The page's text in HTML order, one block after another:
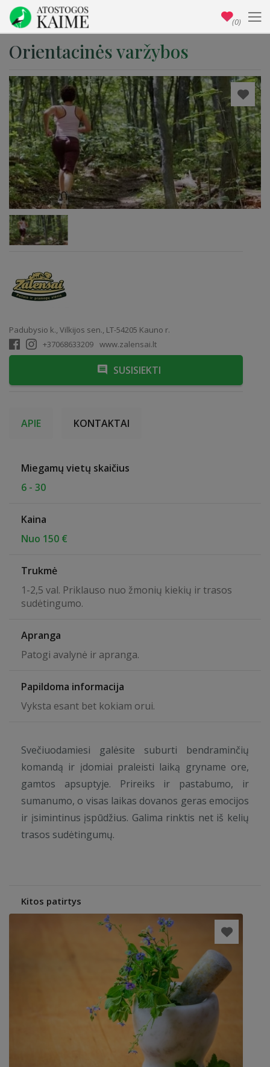
Orientacinės varžybos
Padubysio k., Vilkijos sen., LT-54205 Kauno r.
+37068633209 www.zalensai.lt
SUSISIEKTI
APIE KONTAKTAI
Miegamų vietų skaičius
6 - 30
Kaina
Nuo 150 €
Trukmė
1-2,5 val. Priklauso nuo žmonių kiekių ir trasos
sudėtingumo.
Apranga
Patogi avalynė ir apranga.
Papildoma informacija
Vyksta esant bet kokiam orui.
Svečiuodamiesi galėsite suburti bendraminčių
komandą ir įdomiai praleisti laiką gryname ore,
gamtos apsuptyje. Prireiks ir pastabumo, ir
sumanumo, o visas laikas dovanos geras emocijos
ir įsimintinus įspūdžius. Galima rinktis net iš kelių
trasos sudėtingumų.
Kitos patirtys
(0)